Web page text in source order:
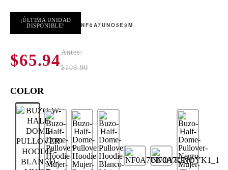
¡ÚLTIMA UNIDAD
DISPONIBLE!
NF0A7UNO5E3M
$65.94Antes:
$109.90